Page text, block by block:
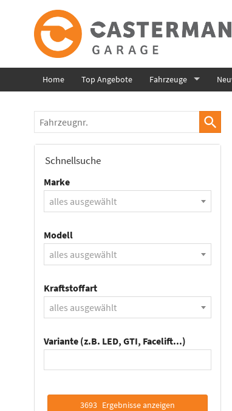
Home Top Angebote Fahrzeuge
Fahrzeugnr.
Schnellsuche
Marke
alles ausgewählt
Modell
alles ausgewählt
Kraftstoffart
alles ausgewählt
Variante (z.B. LED, GTI, Facelift...)
3693 Ergebnisse anzeigen